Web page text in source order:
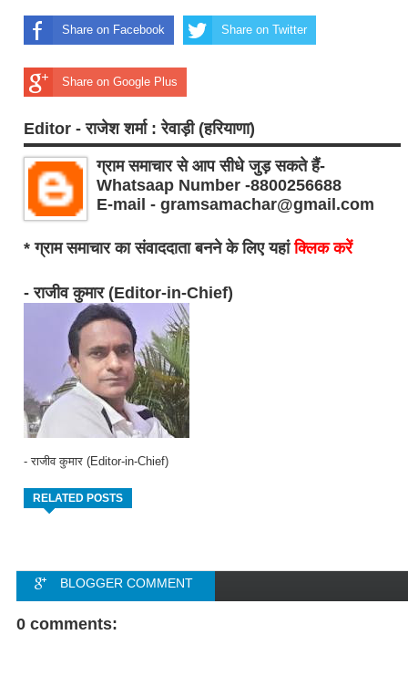
Share on Facebook Share on Twitter
Share on Google Plus
Editor - राजेश शर्मा : रेवाड़ी (हरियाणा)
ग्राम समाचार से आप सीधे जुड़ सकते हैं-
Whatsaap Number -8800256688
E-mail - gramsamachar@gmail.com
* ग्राम समाचार का संवाददाता बनने के लिए यहांक्लिक करें
- राजीव कुमार (Editor-in-Chief)
- राजीव कुमार (Editor-in-Chief)
RELATED POSTS
BLOGGER COMMENT
FACEBOOK COMMENT
0 comments: